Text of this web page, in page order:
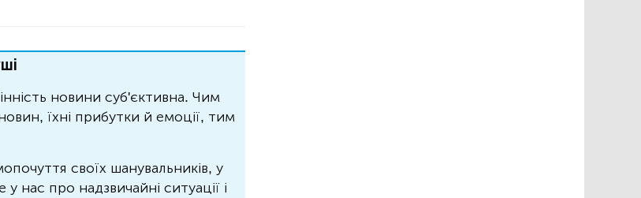
новини суб'єктивна. Чим
їхні прибутки й емоції, тим
своїх шанувальників, у
нас про надзвичайні ситуації і